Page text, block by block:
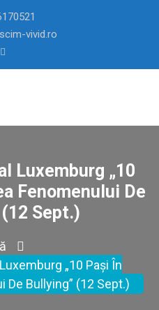
vivid.ro
Luxemburg „10
Fenomenului De
Sept.)
„10 Pași În
De Bullying” (12 Sept.)